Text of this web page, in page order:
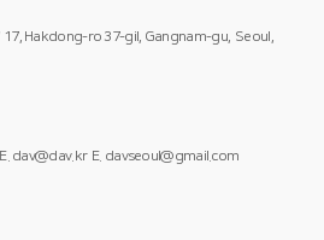
17, Hakdong-ro 37-gil, Gangnam-gu, Seoul,
E. dav@dav.kr E. davseoul@gmail.com